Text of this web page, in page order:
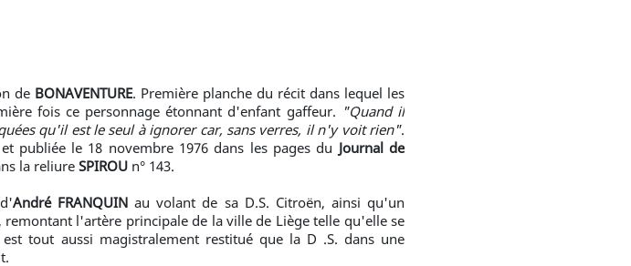
de BONAVENTURE. Première planche du récit dans lequel les
fois ce personnage étonnant d'enfant gaffeur. "Quand il
qu'il est le seul à ignorer car, sans verres, il n'y voit rien".
publiée le 18 novembre 1976 dans les pages du Journal de
la reliure SPIROU n° 143.
André FRANQUIN au volant de sa D.S. Citroën, ainsi qu'un
l'artère principale de la ville de Liège telle qu'elle se
tout aussi magistralement restitué que la D .S. dans une